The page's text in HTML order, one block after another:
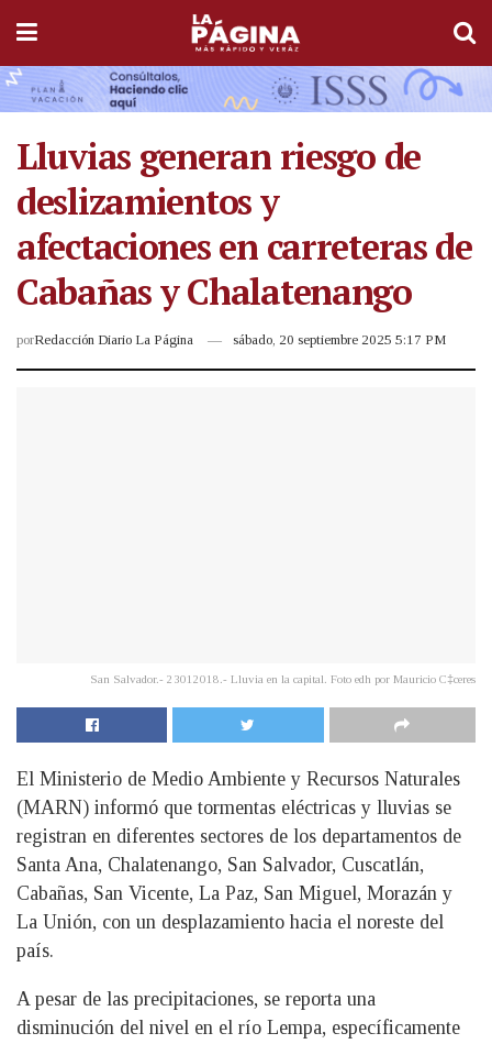
Lluvias generan riesgo de
deslizamientos y
afectaciones en carreteras de
Cabañas y Chalatenango
porRedacción Diario La Página sábado, 20 septiembre 2025 5:17 PM
San Salvador.- 23012018.- Lluvia en la capital. Foto edh por Mauricio C‡ceres
El Ministerio de Medio Ambiente y Recursos Naturales
(MARN) informó que tormentas eléctricas y lluvias se
registran en diferentes sectores de los departamentos de
Santa Ana, Chalatenango, San Salvador, Cuscatlán,
Cabañas, San Vicente, La Paz, San Miguel, Morazán y
La Unión, con un desplazamiento hacia el noreste del
país.
A pesar de las precipitaciones, se reporta una
disminución del nivel en el río Lempa, específicamente